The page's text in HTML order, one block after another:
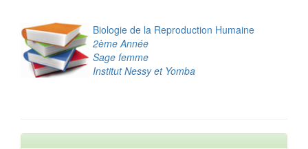
Biologie de la Reproduction Humaine
2ème Année
Sage femme
Institut Nessy et Yomba